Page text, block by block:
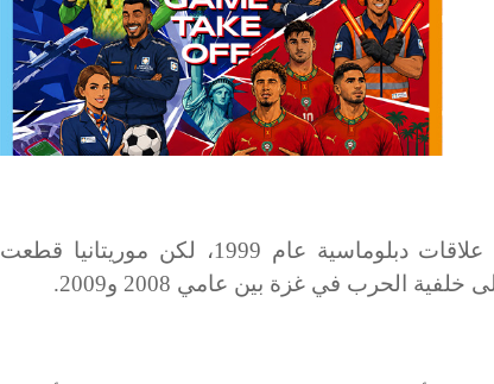
وقد أقامت إسرائيل و موريتانيا علاقات دبلوماسية عام 1999، لكن موريتانيا قطعت